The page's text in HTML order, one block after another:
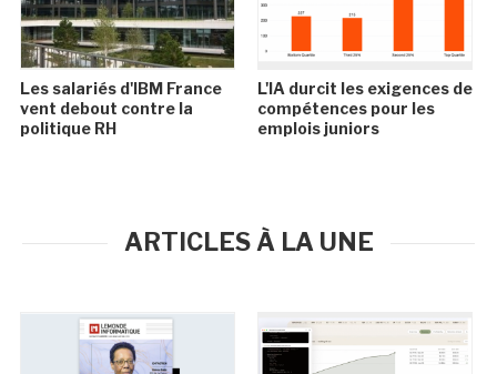
Les salariés d'IBM France
vent debout contre la
politique RH
L'IA durcit les exigences de
compétences pour les
emplois juniors
ARTICLES À LA UNE